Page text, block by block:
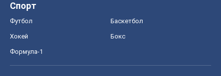
Спорт
Футбол Баскетбол
Хокей Бокс
Формула-1